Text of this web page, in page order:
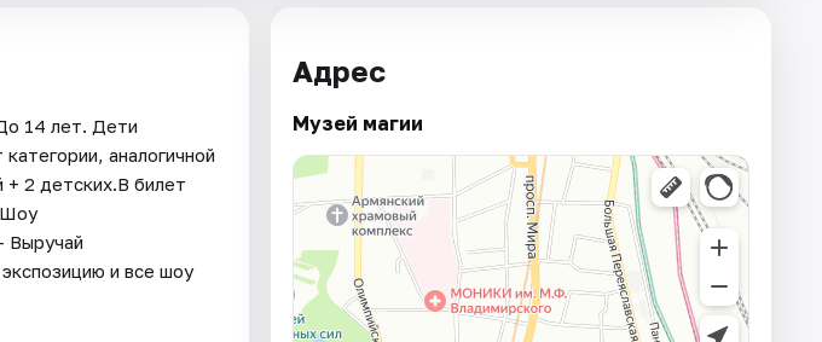
14 лет. Дети
аналогичной
+ 2 детских.В билет
Выручай
и все шоу
Адрес
Музей магии